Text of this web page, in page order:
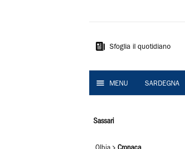
Sardegna
Sfoglia il quotidiano
MENU SARDEGNA
Sassari